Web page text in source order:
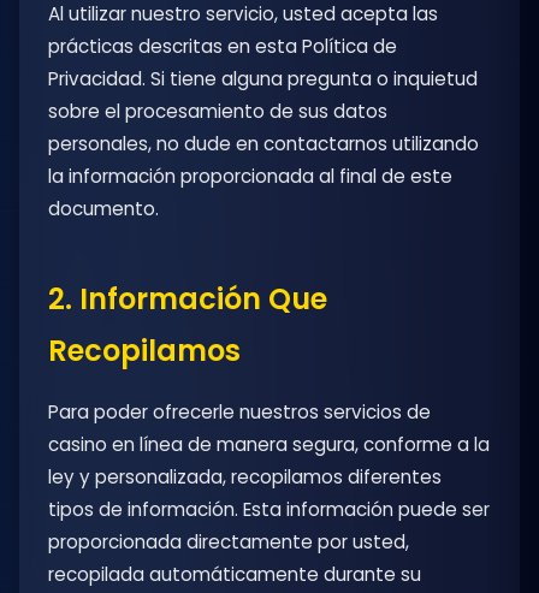
Al utilizar nuestro servicio, usted acepta las
prácticas descritas en esta Política de
Privacidad. Si tiene alguna pregunta o inquietud
sobre el procesamiento de sus datos
personales, no dude en contactarnos utilizando
la información proporcionada al final de este
documento.
2. Información Que
Recopilamos
Para poder ofrecerle nuestros servicios de
casino en línea de manera segura, conforme a la
ley y personalizada, recopilamos diferentes
tipos de información. Esta información puede ser
proporcionada directamente por usted,
recopilada automáticamente durante su